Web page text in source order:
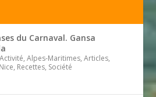
du Carnaval. Gansa
Alpes-Maritimes, Articles,
Recettes, Société